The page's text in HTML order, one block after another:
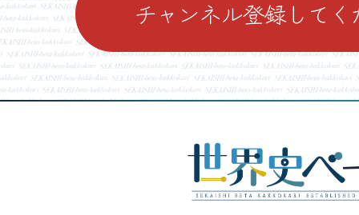
チャンネル登録して